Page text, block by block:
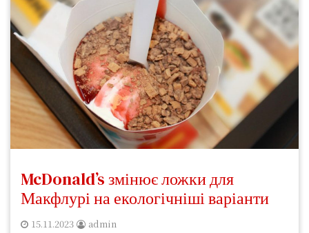
McDonald’s змінює ложки для
Макфлурі на екологічніші варіанти
15.11.2023 admin